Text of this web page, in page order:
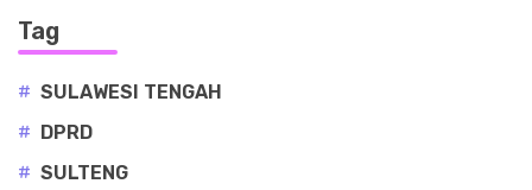
Tag
# SULAWESI TENGAH
# DPRD
# SULTENG